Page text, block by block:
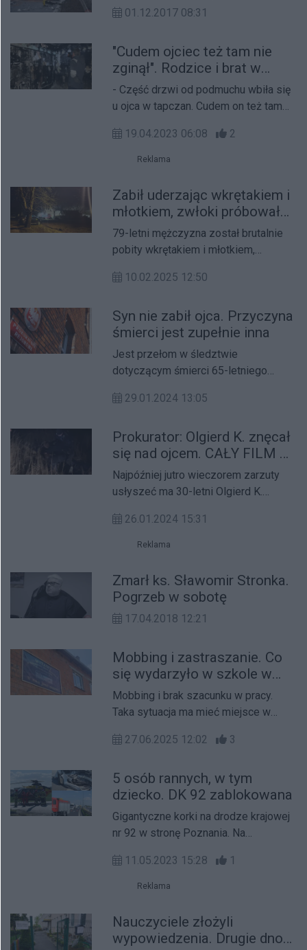
01.12.2017 08:31
"Cudem ojciec też tam nie
zginął". Rodzice i brat w
szoku po śmierci 39-latka.
Można im pomóc
- Część drzwi od podmuchu wbiła się
u ojca w tapczan. Cudem on też tam
Maciejewski, brat 39-letniego Artura,
który nie przeżył wybuchu butli z
niedzielę wieczorem w Strzałkowie w
powiecie słupeckim. Teraz rodzina
liczy straty - także te materialne.
Pomagają urzędnicy i sąsiedzi.
19.04.2023 06:08 2
Reklama
Zabił uderzając wkrętakiem i
młotkiem, zwłoki próbował
spalić. Brutalne morderstwo
w powiecie wrzesińskim
79-letni mężczyzna został brutalnie
pobity wkrętakiem i młotkiem,
łatwopalną cieczą i podpalony.
10.02.2025 12:50
Syn nie zabił ojca. Przyczyna
śmierci jest zupełnie inna
Jest przełom w śledztwie
dotyczącym śmierci 65-letniego
wrzesińskim. Jego syn - Olgierd K. -
29.01.2024 13:05
Prokurator: Olgierd K. znęcał
się nad ojcem. CAŁY FILM Z
ZATRZYMANIA!
Najpóźniej jutro wieczorem zarzuty
usłyszeć ma 30-letni Olgierd K.
śmierci 65-letniego ojca.
26.01.2024 15:31
Reklama
Zmarł ks. Sławomir Stronka.
Pogrzeb w sobotę
17.04.2018 12:21
Mobbing i zastraszanie. Co
się wydarzyło w szkole w
Grabowie Królewskim?
Mobbing i brak szacunku w pracy.
Taka sytuacja ma mieć miejsce w
Królewskim w powiecie wrzesińskim.
27.06.2025 12:02 3
5 osób rannych, w tym
dziecko. DK 92 zablokowana
Gigantyczne korki na drodze krajowej
nr 92 w stronę Poznania. Na
powiecie wrzesińskim zderzyły się
dwa samochody osobowe. Rannych w
13-latek. Poszkodowani trafili do
szpitali we Wrześni, Gnieźnie i
11.05.2023 15:28 1
Reklama
Nauczyciele złożyli
wypowiedzenia. Drugie dno